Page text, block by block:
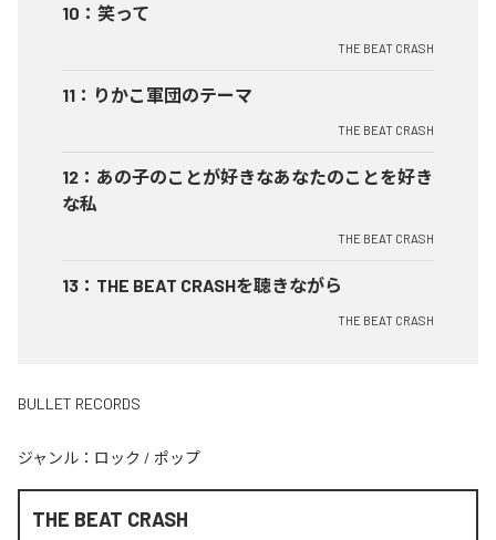
10 ： 笑って
THE BEAT CRASH
11 ： りかこ軍団のテーマ
THE BEAT CRASH
12 ： あの子のことが好きなあなたのことを好き
な私
THE BEAT CRASH
13 ： THE BEAT CRASHを聴きながら
THE BEAT CRASH
BULLET RECORDS
ジャンル： ロック / ポップ
THE BEAT CRASH